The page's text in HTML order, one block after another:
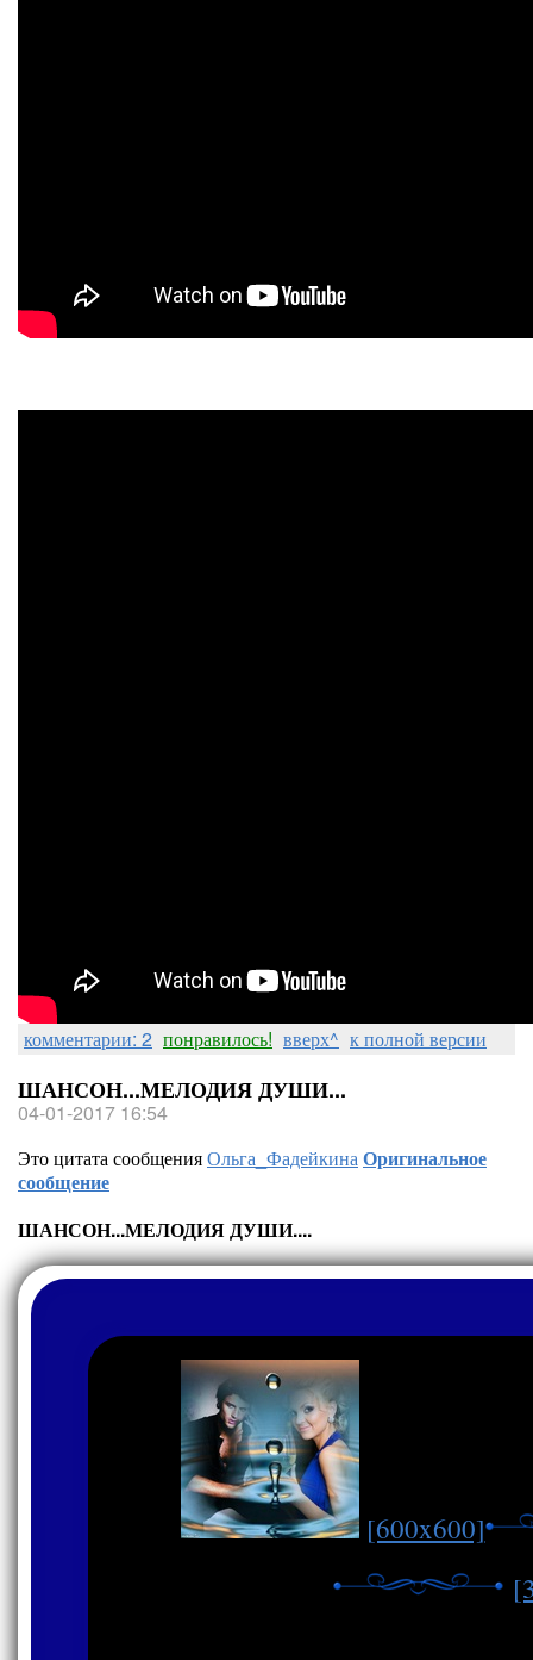
комментарии: 2 понравилось! вверх^ к полной версии
ШАНСОН...МЕЛОДИЯ ДУШИ...
04-01-2017 16:54
Это цитата сообщенияОльга_ФадейкинаОригинальное
сообщение
ШАНСОН...МЕЛОДИЯ ДУШИ....
[600x600]